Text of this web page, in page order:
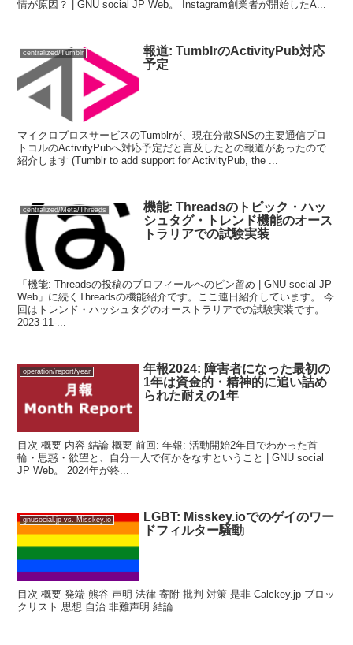
情が原因？ | GNU social JP Web。 Instagram創業者が開始したA...
centralized/Tumblr
報道: TumblrのActivityPub対応
予定
マイクロブロスサービスのTumblrが、現在分散SNSの主要通信プロ
トコルのActivityPubへ対応予定だと言及したとの報道があったので
紹介します (Tumblr to add support for ActivityPub, the ...
centralized/Meta/Threads
機能: Threadsのトピック・ハッ
シュタグ・トレンド機能のオース
トラリアでの試験実装
「機能: Threadsの投稿のプロフィールへのピン留め | GNU social JP
Web」に続くThreadsの機能紹介です。ここ連日紹介しています。 今
回はトレンド・ハッシュタグのオーストラリアでの試験実装です。
2023-11-...
operation/report/year
年報2024: 障害者になった最初の
1年は資金的・精神的に追い詰め
られた耐えの1年
目次 概要 内容 結論 概要 前回: 年報: 活動開始2年目でわかった首
輪・思惑・欲望と、自分一人で何かをなすということ | GNU social
JP Web。 2024年が終...
gnusocial.jp vs. Misskey.io
LGBT: Misskey.ioでのゲイのワー
ドフィルター騒動
目次 概要 発端 熊谷 声明 法律 寄附 批判 対策 是非 Calckey.jp ブロッ
クリスト 思想 自治 非難声明 結論 ...